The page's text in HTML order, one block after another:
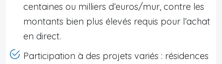
centaines ou milliers d’euros/mur, contre les
montants bien plus élevés requis pour l’achat
en direct.
Participation à des projets variés : résidences